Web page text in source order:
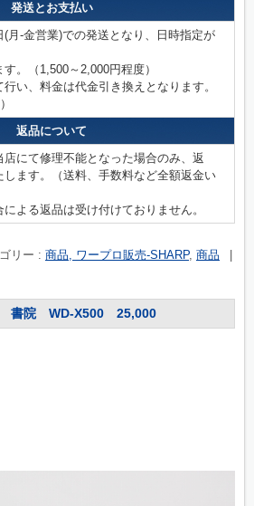
発送とお支払い
(月-金営業)での発送となり、日時指定が
。（1,500～2,000円程度）
行い、料金は代金引き換えとなります。
返品について
店にて修理不能となった場合のみ、返
ます。（送料、手数料など全額返金い
による返品は受け付けておりません。
リー : 商品, ワープロ販売-SHARP, 商品
書院 WD-X500 25,000